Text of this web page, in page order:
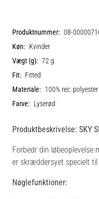
Produktnummer: 08-
Køn: Kvinder
Vægt (g): 72 g
Fit: Fitted
Materiale: 100% rec. polyester
Farve: Lyserød
Produktbeskrivelse: SKY
Forbedr din løbeoplevelse
er skræddersyet specielt
Nøglefunktioner: